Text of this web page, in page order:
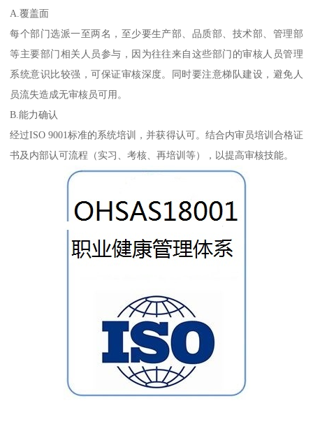
A.覆盖面
每个部门选派一至两名，至少要生产部、品质部、技术部、管理部
等主要部门相关人员参与，因为往往来自这些部门的审核人员管理
系统意识比较强，可保证审核深度。同时要注意梯队建设，避免人
员流失造成无审核员可用。
B.能力确认
经过ISO 9001标准的系统培训，并获得认可。结合内审员培训合格证
书及内部认可流程（实习、考核、再培训等），以提高审核技能。